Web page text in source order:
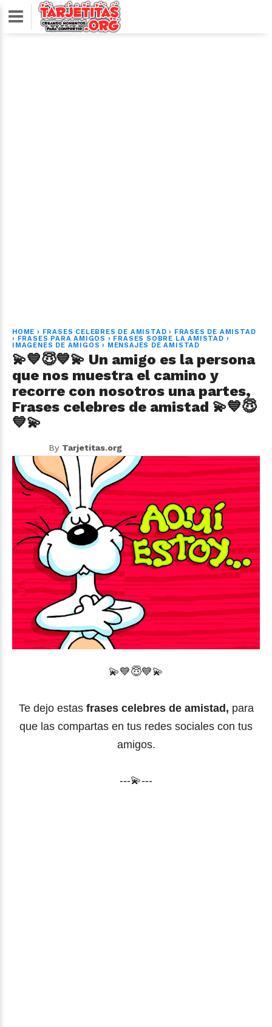
HOME › FRASES CELEBRES DE AMISTAD › FRASES DE AMISTAD
› FRASES PARA AMIGOS › FRASES SOBRE LA AMISTAD ›
IMAGENES DE AMIGOS › MENSAJES DE AMISTAD
💫💙😇💙💫 Un amigo es la persona
que nos muestra el camino y
recorre con nosotros una partes,
Frases celebres de amistad 💫💙😇
💙💫
By Tarjetitas.org
💫💙😇💙💫
Te dejo estas frases celebres de amistad, para
que las compartas en tus redes sociales con tus
amigos.
---💫---